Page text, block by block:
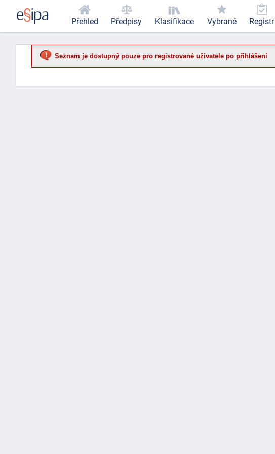
Seznam je dostupný pouze pro registrované uživatele po přihlášení
Přehled Předpisy Klasifikace Vybrané Registr